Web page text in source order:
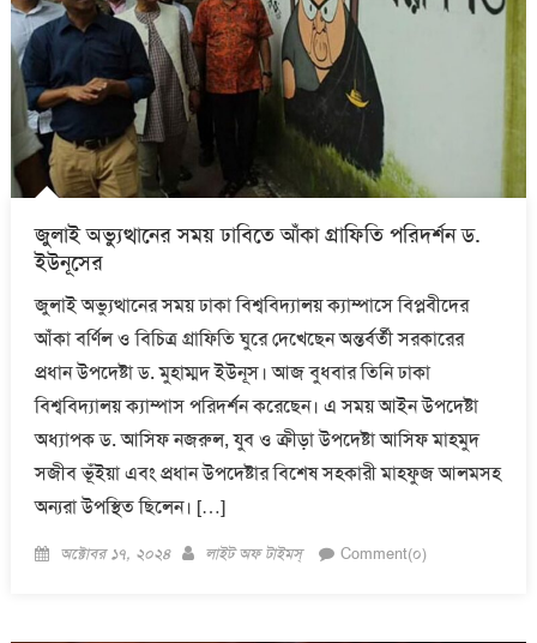
জুলাই অভ্যুত্থানের সময় ঢাবিতে আঁকা গ্রাফিতি পরিদর্শন ড.
ইউনূসের
জুলাই অভ্যুত্থানের সময় ঢাকা বিশ্ববিদ্যালয় ক্যাম্পাসে বিপ্লবীদের
আঁকা বর্ণিল ও বিচিত্র গ্রাফিতি ঘুরে দেখেছেন অন্তর্বর্তী সরকারের
প্রধান উপদেষ্টা ড. মুহাম্মদ ইউনূস। আজ বুধবার তিনি ঢাকা
বিশ্ববিদ্যালয় ক্যাম্পাস পরিদর্শন করেছেন। এ সময় আইন উপদেষ্টা
অধ্যাপক ড. আসিফ নজরুল, যুব ও ক্রীড়া উপদেষ্টা আসিফ মাহমুদ
সজীব ভূঁইয়া এবং প্রধান উপদেষ্টার বিশেষ সহকারী মাহফুজ আলমসহ
অন্যরা উপস্থিত ছিলেন। […]
Posted
অক্টোবর ১৭, ২০২৪ Author
লাইট অফ টাইমস্ Comment(০)